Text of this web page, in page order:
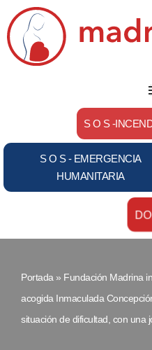
Saltar
al
S O S -
S O S - EMERGENCIA
HUMANITARIA
Portada » Fundación Madrina
acogida Inmaculada
situación de dificultad, con una